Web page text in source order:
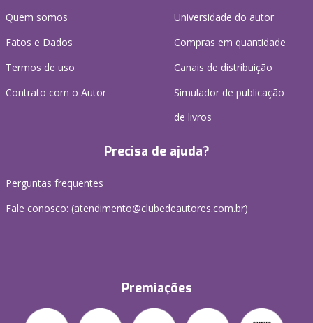
Quem somos
Fatos e Dados
Termos de uso
Contrato com o Autor
Universidade do autor
Compras em quantidade
Canais de distribuição
Simulador de publicação
de livros
Precisa de ajuda?
Perguntas frequentes
Fale conosco: (atendimento@clubedeautores.com.br)
Premiações